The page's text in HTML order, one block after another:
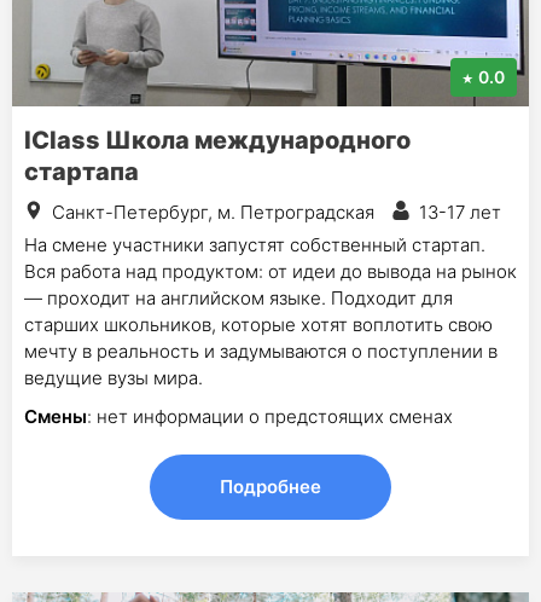
0.0
IClass Школа международного
стартапа
Санкт-Петербург, м. Петроградская
13-17 лет
На смене участники запустят собственный стартап.
Вся работа над продуктом: от идеи до вывода на рынок
— проходит на английском языке. Подходит для
старших школьников, которые хотят воплотить свою
мечту в реальность и задумываются о поступлении в
ведущие вузы мира.
Смены: нет информации о предстоящих сменах
Подробнее